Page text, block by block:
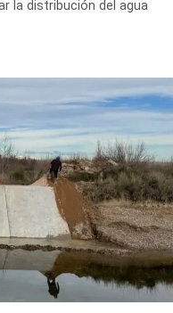
la distribución del agua